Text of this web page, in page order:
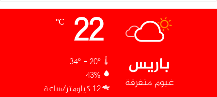
باريس
غيوم متفرقة
22
℃
34º - 20º
43%
1.2 كيلومتر/ساعة